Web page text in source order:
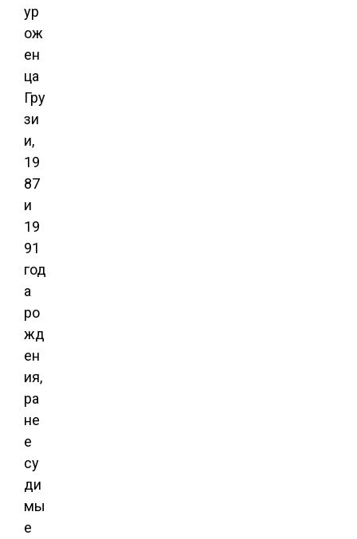
ур
ож
ен
ца
Гру
зи
и,
19
87
и
19
91
год
а
ро
жд
ен
ия,
ра
не
е
су
ди
мы
е